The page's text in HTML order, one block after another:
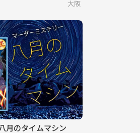
大阪
月のタイムマシン